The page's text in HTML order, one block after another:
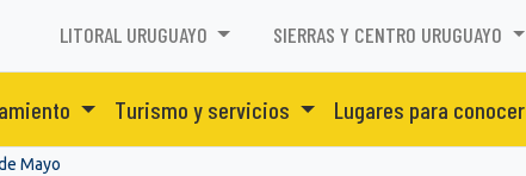
LITORAL URUGUAYO SIERRAS Y CENTRO URUGUAYO
Turismo y servicios Lugares para conocer
Mayo